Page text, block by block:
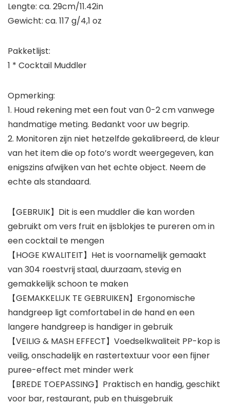
Lengte: ca. 29cm/11.42in
Gewicht: ca. 117 g/4,1 oz
Pakketlijst:
1 * Cocktail Muddler
Opmerking:
1. Houd rekening met een fout van 0-2 cm vanwege
handmatige meting. Bedankt voor uw begrip.
2. Monitoren zijn niet hetzelfde gekalibreerd, de kleur
van het item die op foto’s wordt weergegeven, kan
enigszins afwijken van het echte object. Neem de
echte als standaard.
【GEBRUIK】Dit is een muddler die kan worden
gebruikt om vers fruit en ijsblokjes te pureren om in
een cocktail te mengen
【HOGE KWALITEIT】Het is voornamelijk gemaakt
van 304 roestvrij staal, duurzaam, stevig en
gemakkelijk schoon te maken
【GEMAKKELIJK TE GEBRUIKEN】Ergonomische
handgreep ligt comfortabel in de hand en een
langere handgreep is handiger in gebruik
【VEILIG & MASH EFFECT】Voedselkwaliteit PP-kop is
veilig, onschadelijk en rastertextuur voor een fijner
puree-effect met minder werk
【BREDE TOEPASSING】Praktisch en handig, geschikt
voor bar, restaurant, pub en thuisgebruik